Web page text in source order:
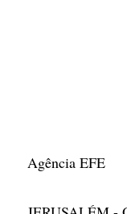
Agência EFE